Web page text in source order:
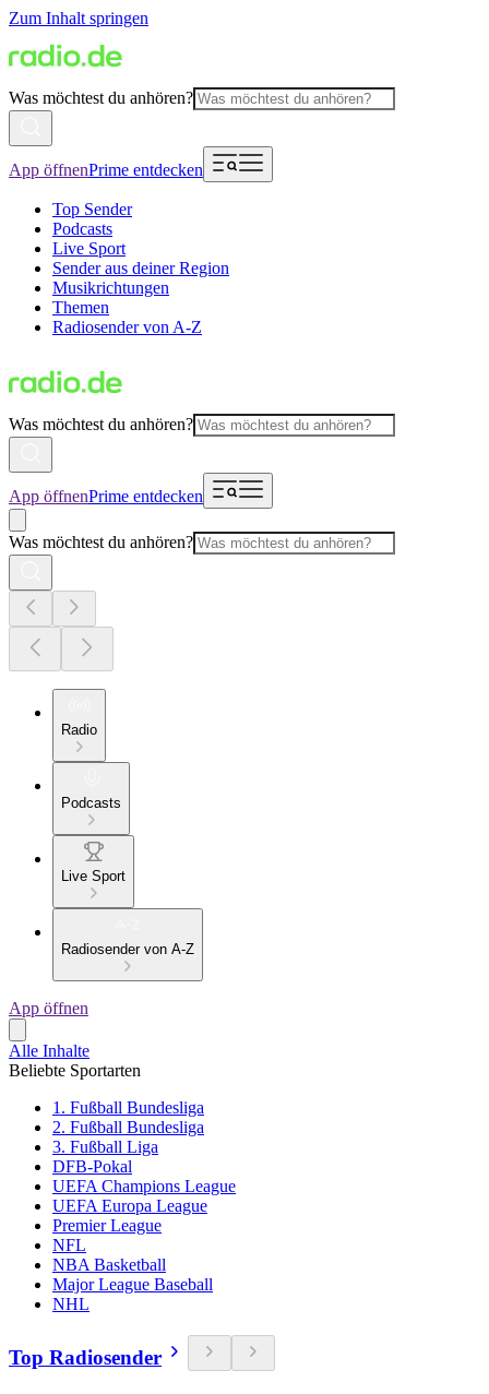
Zum Inhalt springen
Was möchtest du anhören?
App öffnenPrime entdecken
Top Sender
Podcasts
Live Sport
Sender aus deiner Region
Musikrichtungen
Themen
Radiosender von A-Z
Was möchtest du anhören?
App öffnenPrime entdecken
Was möchtest du anhören?
Radio
Podcasts
Live Sport
Radiosender von A-Z
App öffnen
Alle Inhalte
Beliebte Sportarten
1. Fußball Bundesliga
2. Fußball Bundesliga
3. Fußball Liga
DFB-Pokal
UEFA Champions League
UEFA Europa League
Premier League
NFL
NBA Basketball
Major League Baseball
NHL
Top Radiosender